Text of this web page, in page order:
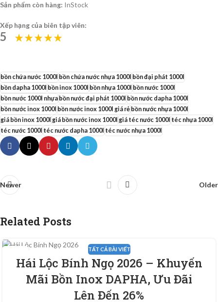
Sản phẩm còn hàng: InStock
Xếp hạng của biên tập viên:
5
bồn chứa nước 1000l bồn chứa nước nhựa 1000l bồn đại phát 1000l
bồn dapha 1000l bồn inox 1000l bồn nhựa 1000l bồn nước 1000l
bồn nước 1000l nhựabồn nước đại phát 1000l bồn nước dapha 1000l
bồn nước inox 1000l bồn nước inox 1000l giá rẻbồn nước nhựa 1000l
giá bồn inox 1000l giá bồn nước inox 1000l giá téc nước 1000l téc nhựa 1000l
téc nước 1000l téc nước dapha 1000l téc nước nhựa 1000l
Newer Older
Related Posts
TH1
TẤT CẢ BÀI VIẾT
Hái Lộc Bính Ngọ 2026 – Khuyến
Mãi Bồn Inox DAPHA, Ưu Đãi
Lên Đến 26%